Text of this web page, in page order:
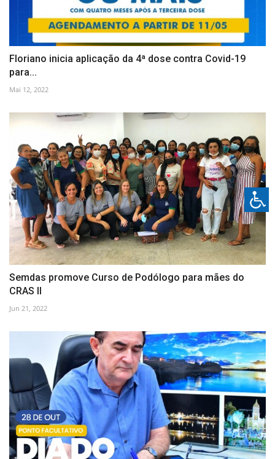
Floriano inicia aplicação da 4ª dose contra Covid-19
para...
Mai 12, 2022
Semdas promove Curso de Podólogo para mães do
CRAS II
Jun 21, 2022